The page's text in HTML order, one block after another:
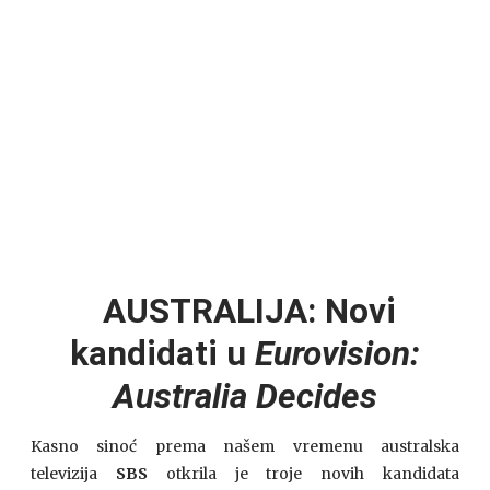
AUSTRALIJA: Novi
kandidati u Eurovision:
Australia Decides
Kasno sinoć prema našem vremenu australska
televizija SBS otkrila je troje novih kandidata